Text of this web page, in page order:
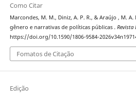
Como Citar
Marcondes, M. M., Diniz, A. P. R., & Araújo , M.
gênero e narrativas de políticas públicas . Revista
https://doi.org/10.1590/1806-9584-
Fomatos de Citação
Edição